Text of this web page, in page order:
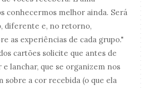
conhecermos melhor ainda. Será
diferente e, no retorno,
as experiências de cada grupo."
cartões solicite que antes de
lanchar, que se organizem nos
sobre a cor recebida (o que ela